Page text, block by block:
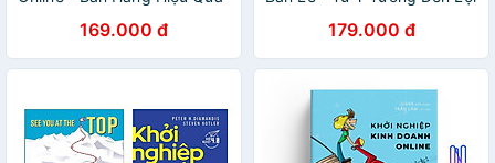
169.000 đ 179.000 đ